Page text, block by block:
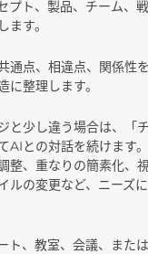
プト、製品、チーム、戦
す。
通点、相違点、関係性を
整理します。
と少し違う場合は、「チ
AIとの対話を続けます。
整、重なりの簡素化、
ルの変更など、ニーズに
ト、教室、会議、または